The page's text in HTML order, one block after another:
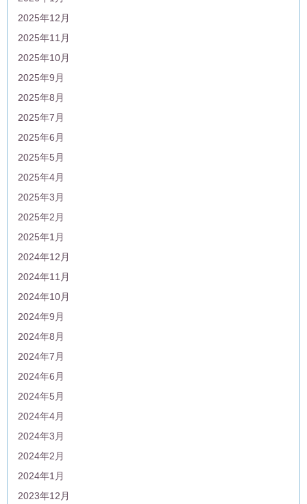
2025年12月
2025年11月
2025年10月
2025年9月
2025年8月
2025年7月
2025年6月
2025年5月
2025年4月
2025年3月
2025年2月
2025年1月
2024年12月
2024年11月
2024年10月
2024年9月
2024年8月
2024年7月
2024年6月
2024年5月
2024年4月
2024年3月
2024年2月
2024年1月
2023年12月